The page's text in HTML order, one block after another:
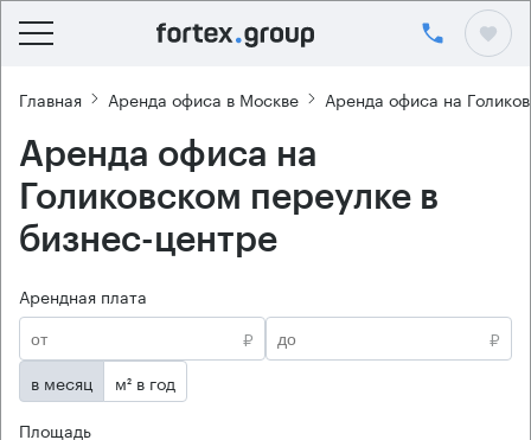
Главная Аренда офиса в Москве Аренда офиса на
Аренда офиса на
Голиковском переулке в
бизнес-центре
Арендная плата
₽
₽
в месяц
м² в год
Площадь